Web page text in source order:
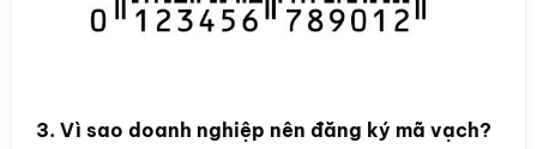
3. Vì sao doanh nghiệp nên đăng ký mã vạch?